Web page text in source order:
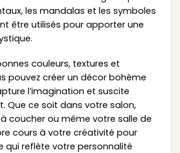
les mandalas et les symboles
être utilisés pour apporter une
couleurs, textures et
pouvez créer un décor bohème
l’imagination et suscite
Que ce soit dans votre salon,
coucher ou même votre salle de
cours à votre créativité pour
qui reflète votre personnalité